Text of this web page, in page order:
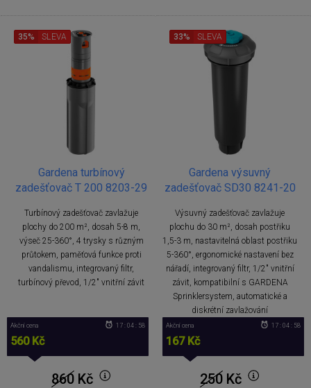
Gardena turbínový
zadešťovač T 200 8203-29
Turbínový zadešťovač zavlažuje
plochy do 200 m², dosah 5-8 m,
výseč 25-360°, 4 trysky s různým
průtokem, paměťová funkce proti
vandalismu, integrovaný filtr,
turbínový převod, 1/2" vnitřní závit
35% SLEVA
Akční cena
560 Kč
17 : 04 : 57
860 Kč
Gardena výsuvný
zadešťovač SD30 8241-20
Výsuvný zadešťovač zavlažuje
plochu do 30 m², dosah postřiku
1,5-3 m, nastavitelná oblast postřiku
5-360°, ergonomické nastavení bez
nářadí, integrovaný filtr, 1/2" vnitřní
závit, kompatibilní s GARDENA
Sprinklersystem, automatické a
diskrétní zavlažování
33% SLEVA
Akční cena
167 Kč
17 : 04 : 57
250 Kč